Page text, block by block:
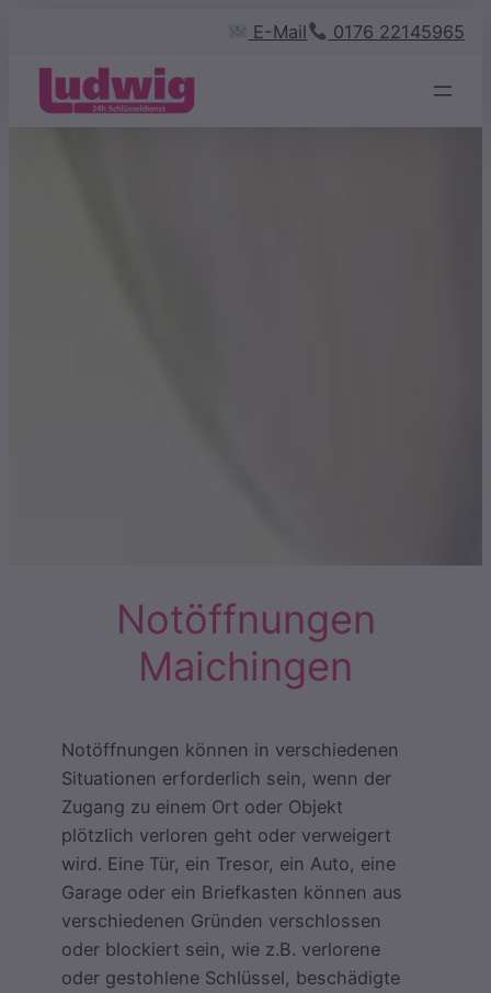
springen
E-Mail 0176 22145965
Notöffnungen
Maichingen
Notöffnungen können in verschiedenen
Situationen erforderlich sein, wenn der
Zugang zu einem Ort oder Objekt
plötzlich verloren geht oder verweigert
wird. Eine Tür, ein Tresor, ein Auto, eine
Garage oder ein Briefkasten können aus
verschiedenen Gründen verschlossen
oder blockiert sein, wie z.B. verlorene
oder gestohlene Schlüssel, beschädigte